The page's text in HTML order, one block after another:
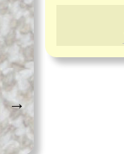
→